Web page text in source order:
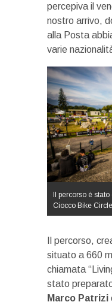
percepiva il
nostro arrivo,
alla Posta
varie
Il percorso è
Ciocco Bike
Il percorso,
situato a 660
chiamata
stato
Marco Patrizi